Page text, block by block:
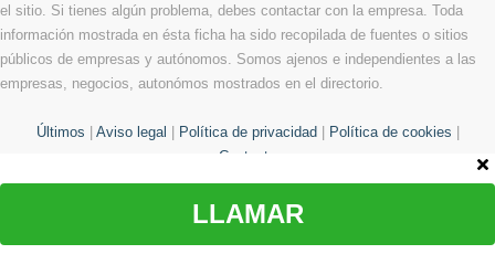
el sitio. Si tienes algún problema, debes contactar con la empresa. Toda
información mostrada en ésta ficha ha sido recopilada de fuentes o sitios
públicos de empresas y autónomos. Somos ajenos e independientes a las
empresas, negocios, autonómos mostrados en el directorio.
Últimos Aviso legal Política de privacidad Política de cookies
Contacto
LLAMAR